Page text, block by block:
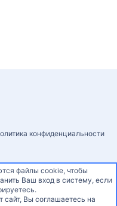
конфиденциальности
СверхуСнизу
файлы cookie, чтобы
Ваш вход в систему, если
сайт, Вы соглашаетесь на